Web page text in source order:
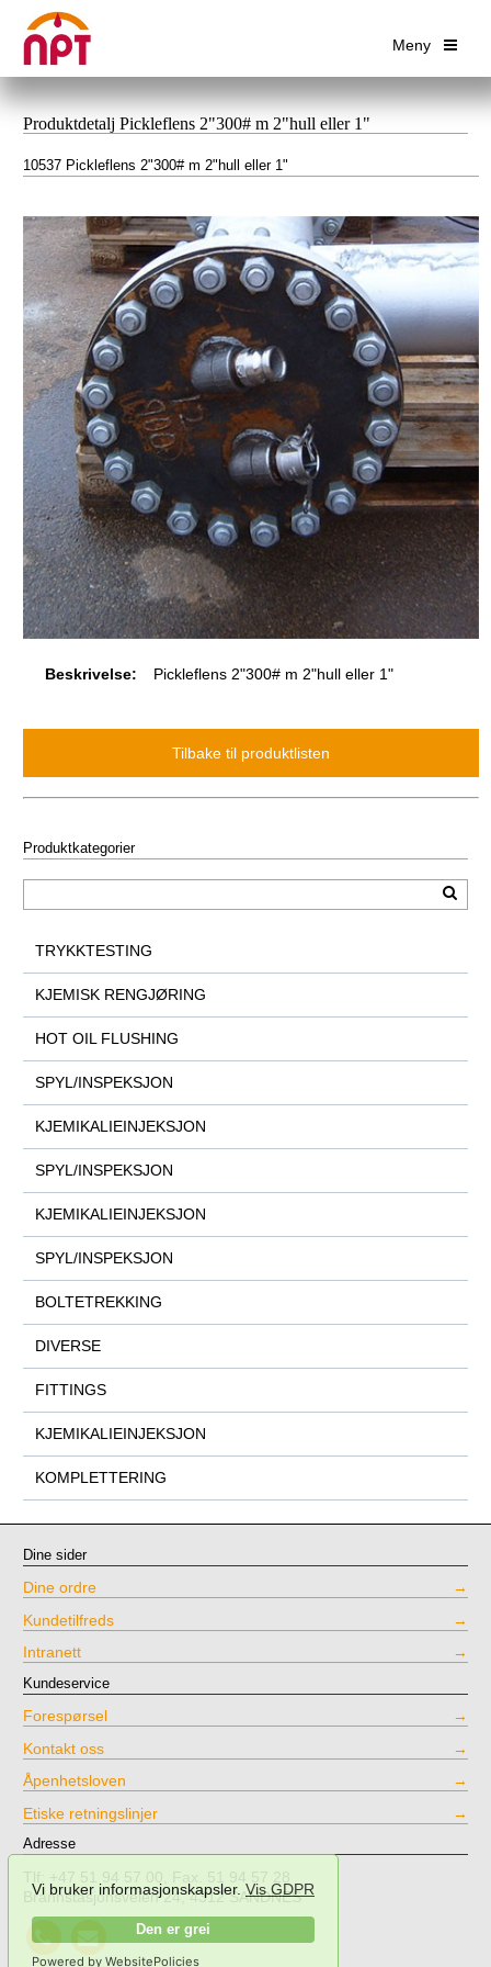
Vi bruker informasjonskapsler.Vis GDPR
Den er grei
Powered by WebsitePolicies
Meny
Produktdetalj Pickleflens 2"300# m 2"hull eller 1"
10537 Pickleflens 2"300# m 2"hull eller 1"
Beskrivelse: Pickleflens 2"300# m 2"hull eller 1"
Produktkategorier
TRYKKTESTING
KJEMISK RENGJØRING
HOT OIL FLUSHING
SPYL/INSPEKSJON
KJEMIKALIEINJEKSJON
SPYL/INSPEKSJON
KJEMIKALIEINJEKSJON
SPYL/INSPEKSJON
BOLTETREKKING
DIVERSE
FITTINGS
KJEMIKALIEINJEKSJON
KOMPLETTERING
Dine sider
Dine ordre
Kundetilfreds
Intranett
Kundeservice
Forespørsel
Kontakt oss
Åpenhetsloven
Etiske retningslinjer
Adresse
Tlf: +47 51 94 57 00, Fax. 51 94 57 28
Brannstasjonsveien 24, 4312 SANDNES
Call
NPT
Send
mail